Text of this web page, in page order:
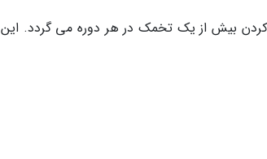
بیش از یک تخمک در هر دوره می گردد. این